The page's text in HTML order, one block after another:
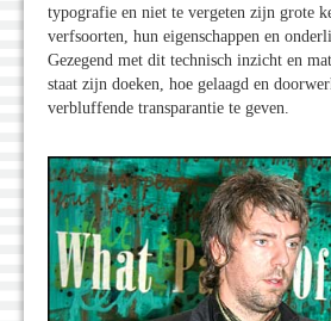
typografie en niet te vergeten zijn grote
verfsoorten, hun eigenschappen en
Gezegend met dit technisch inzicht en
staat zijn doeken, hoe gelaagd en
verbluffende transparantie te geven.